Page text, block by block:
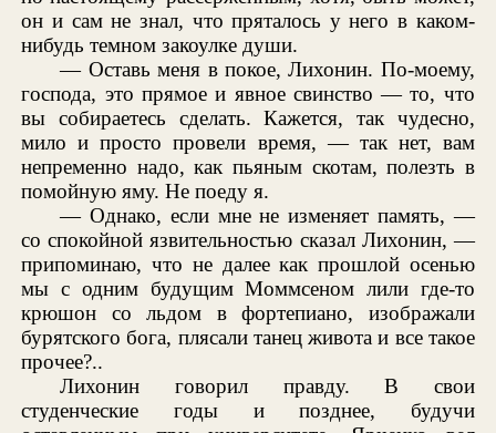
он и сам не знал, что пряталось у него в каком-
нибудь темном закоулке души.
— Оставь меня в покое, Лихонин. По-моему,
господа, это прямое и явное свинство — то, что
вы собираетесь сделать. Кажется, так чудесно,
мило и просто провели время, — так нет, вам
непременно надо, как пьяным скотам, полезть в
помойную яму. Не поеду я.
— Однако, если мне не изменяет память, —
со спокойной язвительностью сказал Лихонин, —
припоминаю, что не далее как прошлой осенью
мы с одним будущим Моммсеном лили где-то
крюшон со льдом в фортепиано, изображали
бурятского бога, плясали танец живота и все такое
прочее?..
Лихонин говорил правду. В свои
студенческие годы и позднее, будучи